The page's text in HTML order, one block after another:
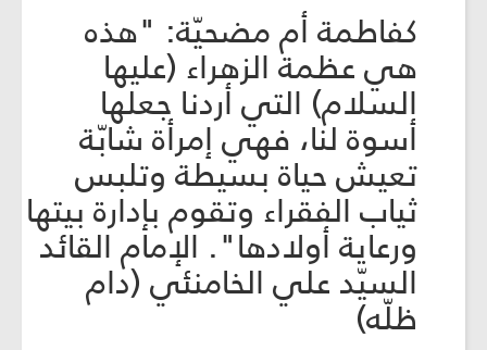
كفاطمة أم مضحيّة: "هذه
هي عظمة الزهراء (عليها
السلام) التي أردنا جعلها
أسوة لنا، فهي إمرأة شابّة
تعيش حياة بسيطة وتلبس
ثياب الفقراء وتقوم بإدارة بيتها
ورعاية أولادها". الإمام القائد
السيّد علي الخامنئي (دام
ظلّه)